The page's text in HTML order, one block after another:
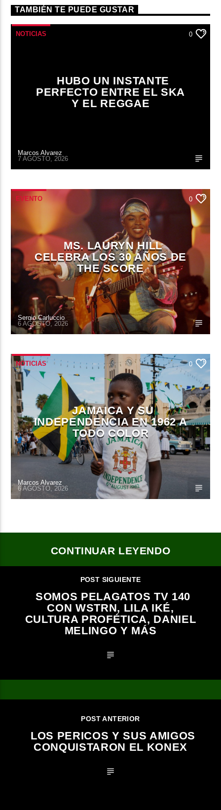
TAMBIÉN TE PUEDE GUSTAR
NOTICIAS 0
HUBO UN INSTANTE
PERFECTO ENTRE EL SKA
Y EL REGGAE
Marcos Alvarez
7 AGOSTO, 2026
EVENTO 0
MS. LAURYN HILL
CELEBRA LOS 30 AÑOS DE
THE SCORE
Sergio Carluccio
6 AGOSTO, 2026
NOTICIAS 0
JAMAICA Y SU
INDEPENDENCIA EN 1962 A
TODO COLOR
Marcos Alvarez
6 AGOSTO, 2026
CONTINUAR LEYENDO
POST SIGUIENTE
SOMOS PELAGATOS TV 140
CON WSTRN, LILA IKÉ,
CULTURA PROFÉTICA, DANIEL
MELINGO Y MÁS
POST ANTERIOR
LOS PERICOS Y SUS AMIGOS
CONQUISTARON EL KONEX